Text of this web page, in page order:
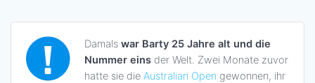
Damals war Barty 25 Jahre alt und die
Nummer eins der Welt. Zwei Monate zuvor
hatte sie die Australian Open gewonnen, ihr